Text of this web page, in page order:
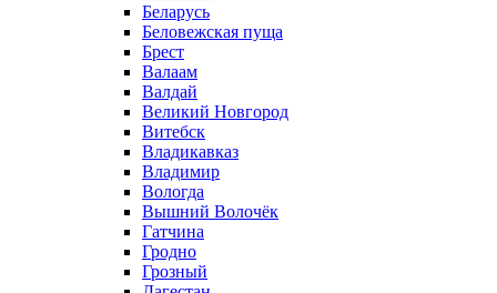
Беларусь
Беловежская пуща
Брест
Валаам
Валдай
Великий Новгород
Витебск
Владикавказ
Владимир
Вологда
Вышний Волочёк
Гатчина
Гродно
Грозный